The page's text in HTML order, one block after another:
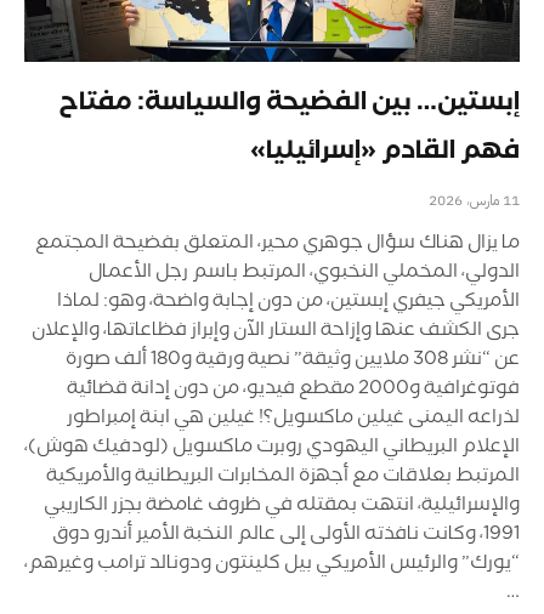
إبستين… بين الفضيحة والسياسة: مفتاح
فهم القادم «إسرائيليا»
11 مارس، 2026
ما يزال هناك سؤال جوهري محير، المتعلق بفضيحة المجتمع
الدولي، المخملي النخبوي، المرتبط باسم رجل الأعمال
الأمريكي جيفري إبستين، من دون إجابة واضحة، وهو: لماذا
جرى الكشف عنها وإزاحة الستار الآن وإبراز فظاعاتها، والإعلان
عن “نشر 308 ملايين وثيقة” نصية ورقية و180 ألف صورة
فوتوغرافية و2000 مقطع فيديو، من دون إدانة قضائية
لذراعه اليمنى غيلين ماكسويل؟! غيلين هي ابنة إمبراطور
الإعلام البريطاني اليهودي روبرت ماكسويل (لودفيك هوش)،
المرتبط بعلاقات مع أجهزة المخابرات البريطانية والأمريكية
والإسرائيلية، انتهت بمقتله في ظروف غامضة بجزر الكاريبي
1991، وكانت نافذته الأولى إلى عالم النخبة الأمير أندرو دوق
“يورك” والرئيس الأمريكي بيل كلينتون ودونالد ترامب وغيرهم،
…